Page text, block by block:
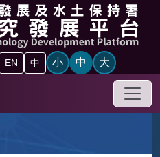
EN 中 小 中 大
手機